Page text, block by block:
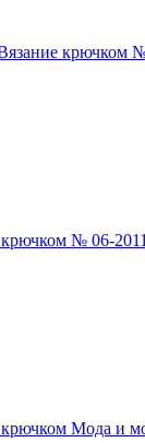
крючком
№ 06-2011
Мода и